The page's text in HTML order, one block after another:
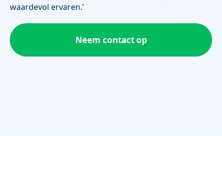
waardevol ervaren.’
Neem contact op